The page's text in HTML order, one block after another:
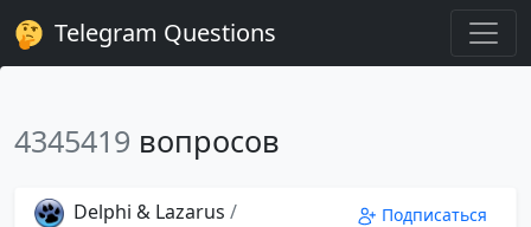
Telegram Questions
4345419 вопросов
Delphi & Lazarus /
Подписаться